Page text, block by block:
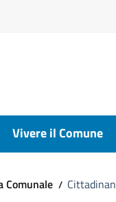
Vivere il Comune
Comunale